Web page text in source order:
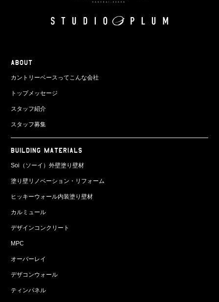
ABOUT
カントリーベースってこんな会社
トップメッセージ
スタッフ紹介
スタッフ募集
BUILDING MATERIALS
Soi（ソーイ）外壁塗り壁材
塗り壁リノベーション・リフォーム
ヒッキーウォール内装塗り壁材
カルミュール
デザインコンクリート
MPC
オーバーレイ
デザコンウォール
ティンパネル